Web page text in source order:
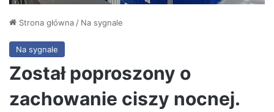
Strona główna/ Na sygnale
Na sygnale
Został poproszony o
zachowanie ciszy nocnej.